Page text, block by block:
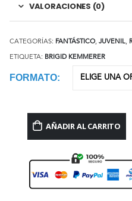
VALORACIONES (0)
CATEGORÍAS: FANTÁSTICO, JUVENIL,
ETIQUETA: BRIGID KEMMERER
FORMATO
AÑADIR AL CARRITO